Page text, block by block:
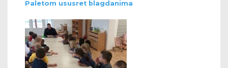
Paletom ususret blagdanima